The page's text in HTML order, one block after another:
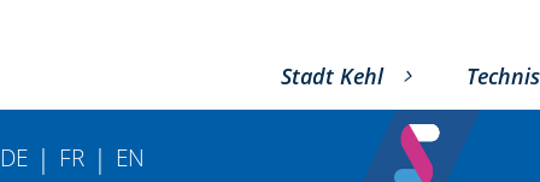
Stadt Kehl
DE | FR | EN